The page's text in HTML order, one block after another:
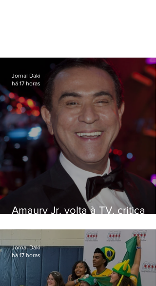
Amaury Jr. volta à TV, critica
viraram colunistas de si
Jornal Daki
há 17 horas
Jornal Daki
há 17 horas